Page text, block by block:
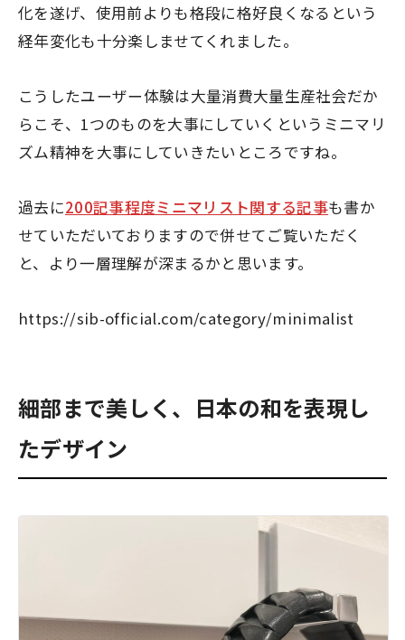
化を遂げ、使用前よりも格段に格好良くなるという
経年変化も十分楽しませてくれました。
こうしたユーザー体験は大量消費大量生産社会だか
らこそ、1つのものを大事にしていくというミニマリ
ズム精神を大事にしていきたいところですね。
過去に200記事程度ミニマリスト関する記事も書か
せていただいておりますので併せてご覧いただく
と、より一層理解が深まるかと思います。
https://sib-official.com/category/minimalist
細部まで美しく、日本の和を表現し
たデザイン